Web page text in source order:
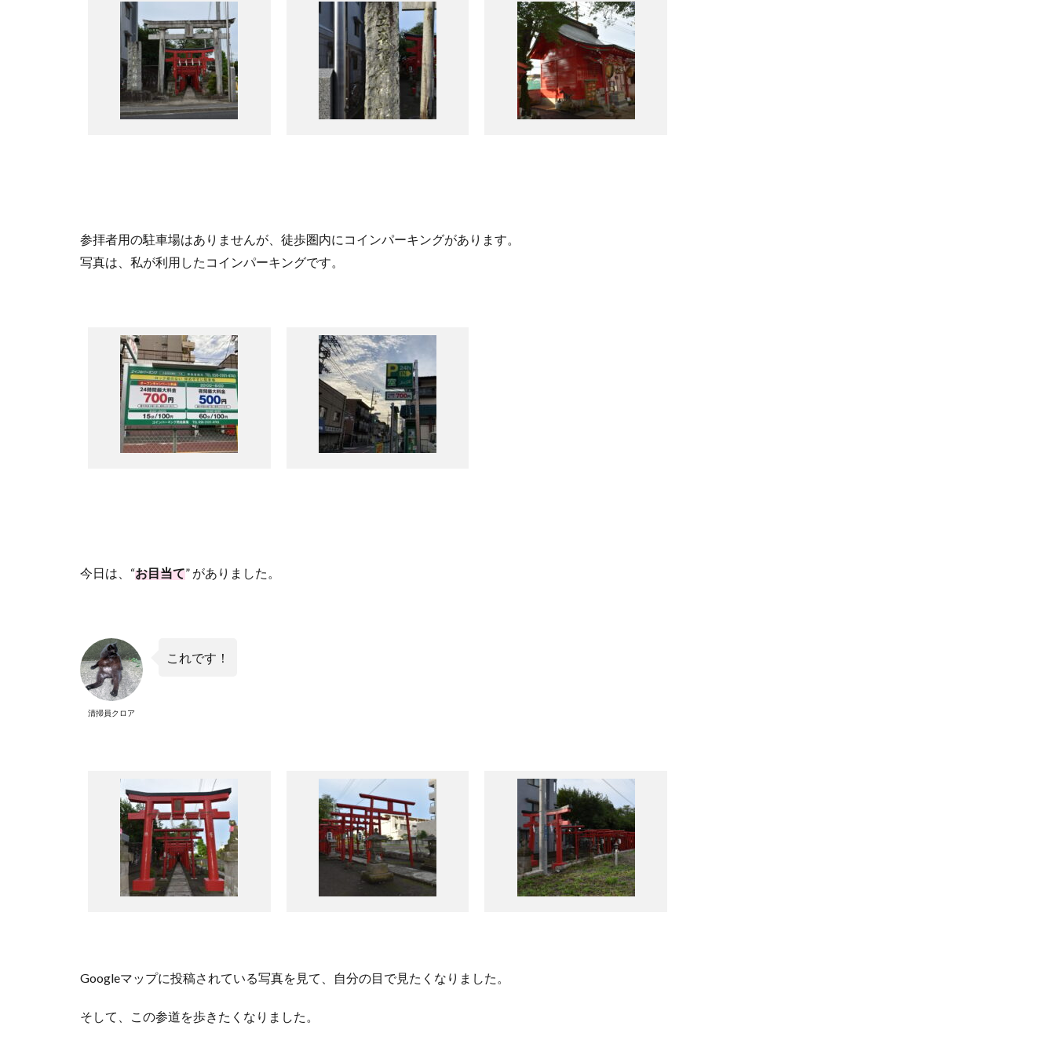
参拝者用の駐車場はありませんが、徒歩圏内にコインパーキングがあります。
写真は、私が利用したコインパーキングです。
今日は、 “お目当て” がありました。
清掃員クロア
これです！
Googleマップに投稿されている写真を見て、自分の目で見たくなりました。
そして、この参道を歩きたくなりました。